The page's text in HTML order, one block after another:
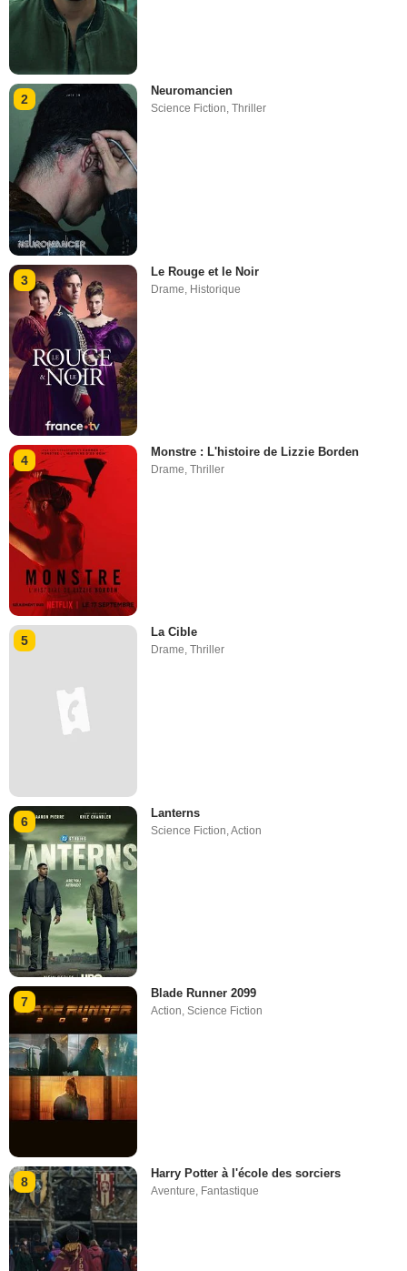
2
Neuromancien
Science Fiction,Thriller
3
Le Rouge et le Noir
Drame Historique
4
Monstre : L'histoire de Lizzie Borden
Drame,Thriller
5
La Cible
Drame,Thriller
6
Lanterns
Science Fiction ,Action
7
Blade Runner 2099
Action,Science Fiction
8
Harry Potter à l'école des sorciers
Aventure, Fantastique